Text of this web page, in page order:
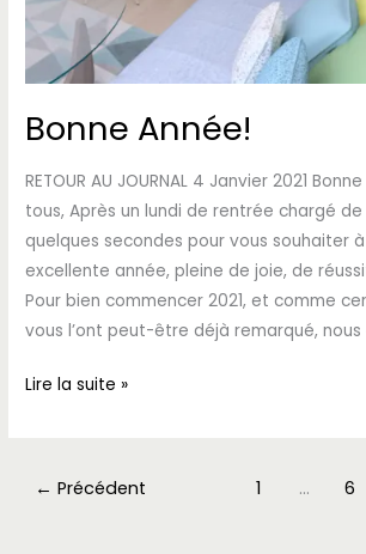
Bonne Année!
RETOUR AU JOURNAL 4 Janvier 2021
tous, Après un lundi de rentrée chargé
quelques secondes pour vous souhaiter
excellente année, pleine de joie, de
Pour bien commencer 2021, et comme
vous l’ont peut-être déjà remarqué, nous
Lire la suite »
← Précédent 1 … 6